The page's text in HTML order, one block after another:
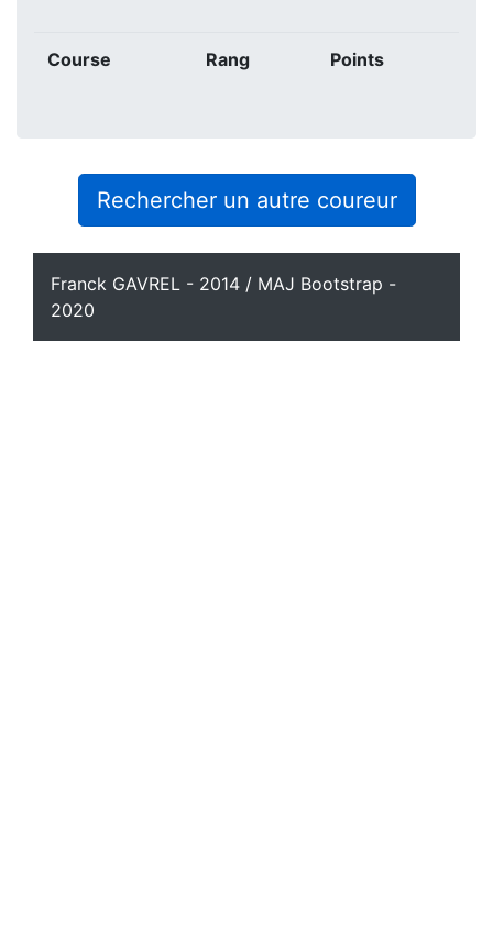
Course Rang Points
Rechercher un autre coureur
Franck GAVREL - 2014 / MAJ Bootstrap -
2020